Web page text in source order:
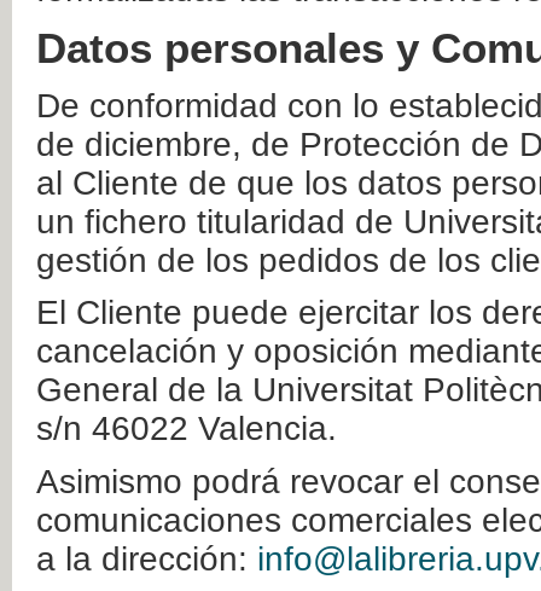
Datos personales y
De conformidad con lo
de diciembre, de Protección de
al Cliente de que los datos
un fichero titularidad de
gestión de los pedidos de los
El Cliente puede ejercitar los
cancelación y oposición
General de la Universitat
s/n 46022 Valencia.
Asimismo podrá revocar el
comunicaciones comerciales
a la dirección: